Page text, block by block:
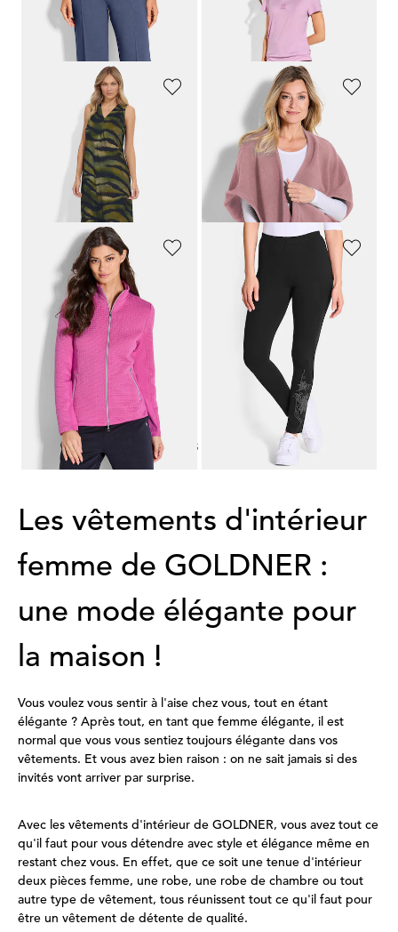
59,95 €
39,95 €
HUTSCHREUTHER
Robe ajustée à l'imprimé animalier
119,95 €
Meilleur prix sur 30 jours** :
(-10%)
Poncho en polaire
49,95 €
Veste de sport cintrée
59,96 €99,95 €
Meilleur prix sur 30 jours** : 69,97 €
PLANTIER
Lot de deux leggings
69,95 €
3
Les vêtements d'intérieur
femme de GOLDNER :
une mode élégante pour
la maison !
Vous voulez vous sentir à l'aise chez vous, tout en étant
élégante ? Après tout, en tant que femme élégante, il est
normal que vous vous sentiez toujours élégante dans vos
vêtements. Et vous avez bien raison : on ne sait jamais si des
invités vont arriver par surprise.
Avec les vêtements d'intérieur de GOLDNER, vous avez tout ce
qu'il faut pour vous détendre avec style et élégance même en
restant chez vous. En effet, que ce soit une tenue d'intérieur
deux pièces femme, une robe, une robe de chambre ou tout
autre type de vêtement, tous réunissent tout ce qu'il faut pour
être un vêtement de détente de qualité.